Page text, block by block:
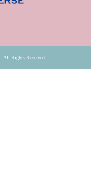
. All Rights Reserved.